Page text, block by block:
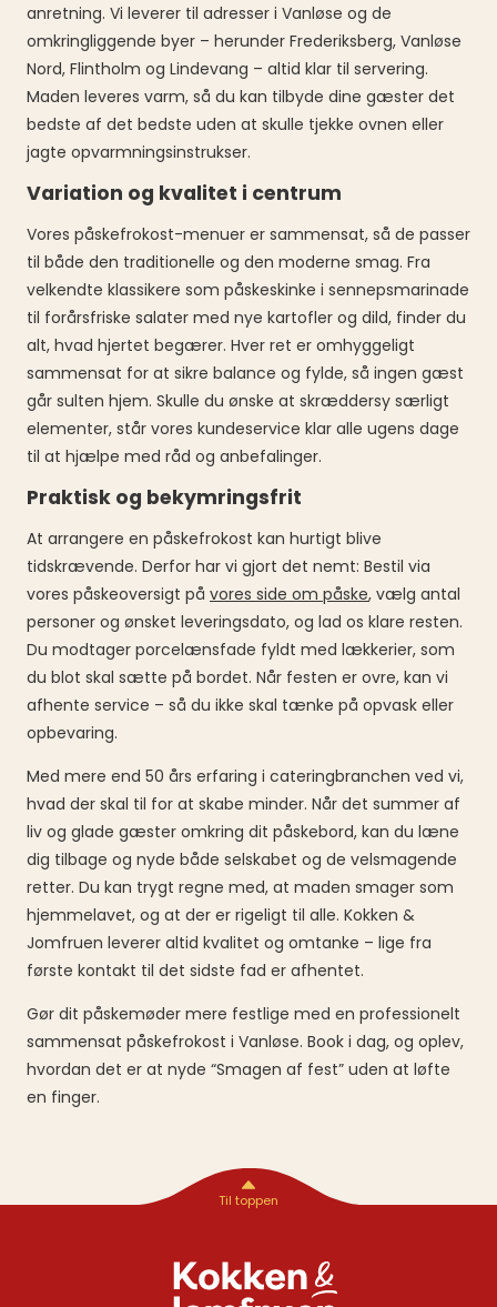
anretning. Vi leverer til adresser i Vanløse og de
omkringliggende byer – herunder Frederiksberg, Vanløse
Nord, Flintholm og Lindevang – altid klar til servering.
Maden leveres varm, så du kan tilbyde dine gæster det
bedste af det bedste uden at skulle tjekke ovnen eller
jagte opvarmningsinstrukser.
Variation og kvalitet i centrum
Vores påskefrokost-menuer er sammensat, så de passer
til både den traditionelle og den moderne smag. Fra
velkendte klassikere som påskeskinke i sennepsmarinade
til forårsfriske salater med nye kartofler og dild, finder du
alt, hvad hjertet begærer. Hver ret er omhyggeligt
sammensat for at sikre balance og fylde, så ingen gæst
går sulten hjem. Skulle du ønske at skræddersy særligt
elementer, står vores kundeservice klar alle ugens dage
til at hjælpe med råd og anbefalinger.
Praktisk og bekymringsfrit
At arrangere en påskefrokost kan hurtigt blive
tidskrævende. Derfor har vi gjort det nemt: Bestil via
vores påskeoversigt på vores side om påske, vælg antal
personer og ønsket leveringsdato, og lad os klare resten.
Du modtager porcelænsfade fyldt med lækkerier, som
du blot skal sætte på bordet. Når festen er ovre, kan vi
afhente service – så du ikke skal tænke på opvask eller
opbevaring.
Med mere end 50 års erfaring i cateringbranchen ved vi,
hvad der skal til for at skabe minder. Når det summer af
liv og glade gæster omkring dit påskebord, kan du læne
dig tilbage og nyde både selskabet og de velsmagende
retter. Du kan trygt regne med, at maden smager som
hjemmelavet, og at der er rigeligt til alle. Kokken &
Jomfruen leverer altid kvalitet og omtanke – lige fra
første kontakt til det sidste fad er afhentet.
Gør dit påskemøder mere festlige med en professionelt
sammensat påskefrokost i Vanløse. Book i dag, og oplev,
hvordan det er at nyde “Smagen af fest” uden at løfte
en finger.